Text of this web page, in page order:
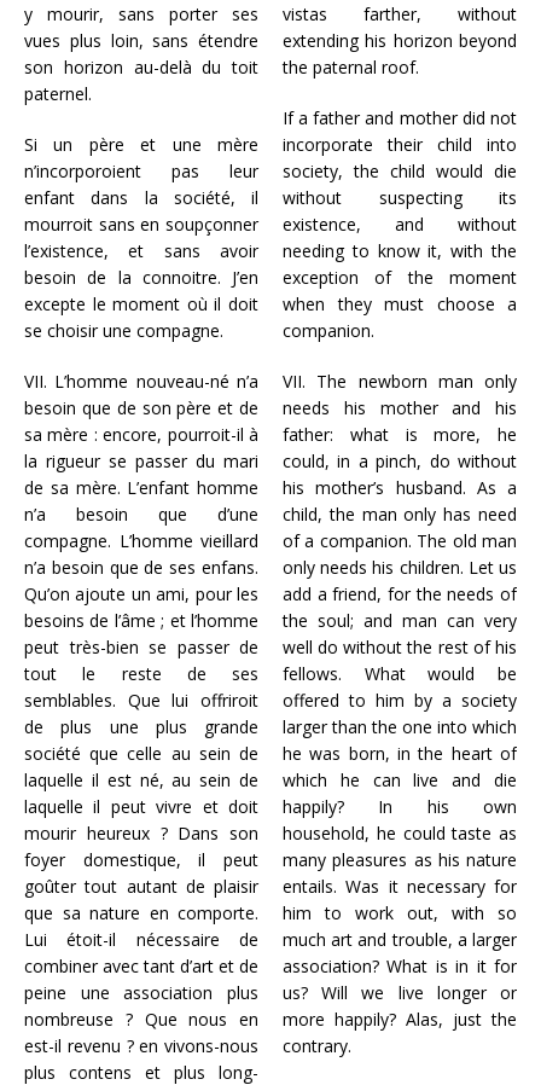
y mourir, sans porter ses
vues plus loin, sans étendre
son horizon au-delà du toit
paternel.
Si un père et une mère
n’incorporoient pas leur
enfant dans la société, il
mourroit sans en soupçonner
l’existence, et sans avoir
besoin de la connoitre. J’en
excepte le moment où il doit
se choisir une compagne.
vistas farther, without
extending his horizon beyond
the paternal roof.
If a father and mother did not
incorporate their child into
society, the child would die
without suspecting its
existence, and without
needing to know it, with the
exception of the moment
when they must choose a
companion.
VII. L’homme nouveau-né n’a
besoin que de son père et de
sa mère : encore, pourroit-il à
la rigueur se passer du mari
de sa mère. L’enfant homme
n’a besoin que d’une
compagne. L’homme vieillard
n’a besoin que de ses enfans.
Qu’on ajoute un ami, pour les
besoins de l’âme ; et l’homme
peut très-bien se passer de
tout le reste de ses
semblables. Que lui offriroit
de plus une plus grande
société que celle au sein de
laquelle il est né, au sein de
laquelle il peut vivre et doit
mourir heureux ? Dans son
foyer domestique, il peut
goûter tout autant de plaisir
que sa nature en comporte.
Lui étoit-il nécessaire de
combiner avec tant d’art et de
peine une association plus
nombreuse ? Que nous en
est-il revenu ? en vivons-nous
plus contens et plus long-
VII. The newborn man only
needs his mother and his
father: what is more, he
could, in a pinch, do without
his mother’s husband. As a
child, the man only has need
of a companion. The old man
only needs his children. Let us
add a friend, for the needs of
the soul; and man can very
well do without the rest of his
fellows. What would be
offered to him by a society
larger than the one into which
he was born, in the heart of
which he can live and die
happily? In his own
household, he could taste as
many pleasures as his nature
entails. Was it necessary for
him to work out, with so
much art and trouble, a larger
association? What is in it for
us? Will we live longer or
more happily? Alas, just the
contrary.